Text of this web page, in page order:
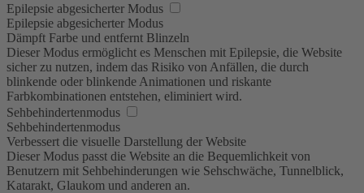
Epilepsie abgesicherter Modus
Epilepsie abgesicherter Modus
Dämpft Farbe und entfernt Blinzeln
Dieser Modus ermöglicht es Menschen mit Epilepsie, die Website
sicher zu nutzen, indem das Risiko von Anfällen, die durch
blinkende oder blinkende Animationen und riskante
Farbkombinationen entstehen, eliminiert wird.
Sehbehindertenmodus
Sehbehindertenmodus
Verbessert die visuelle Darstellung der Website
Dieser Modus passt die Website an die Bequemlichkeit von
Benutzern mit Sehbehinderungen wie Sehschwäche, Tunnelblick,
Katarakt, Glaukom und anderen an.